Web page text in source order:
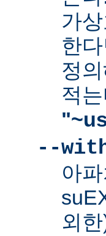
가
한
정
적
--
아
외